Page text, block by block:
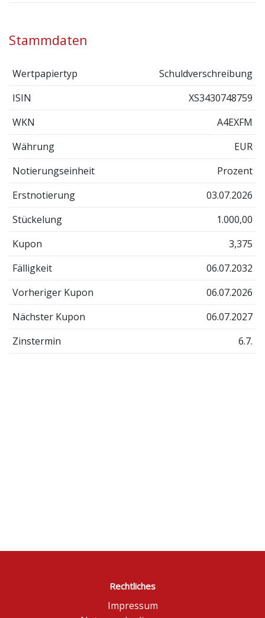
Stammdaten
Wertpapiertyp
Schuldverschreibung
ISIN
XS3430748759
WKN
A4EXFM
Währung
EUR
Notierungseinheit
Prozent
Erstnotierung
03.07.2026
Stückelung
1.000,00
Kupon
3,375
Fälligkeit
06.07.2032
Vorheriger Kupon
06.07.2026
Nächster Kupon
06.07.2027
Zinstermin
6.7.
Rechtliches
Impressum